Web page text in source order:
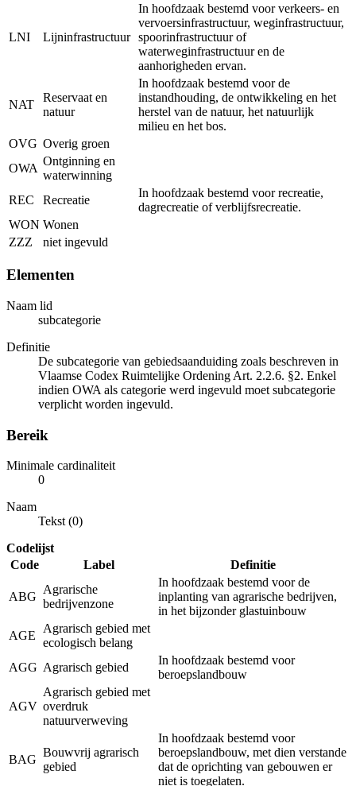
LNI Lijninfrastructuur
In hoofdzaak bestemd voor verkeers- en
vervoersinfrastructuur, weginfrastructuur,
spoorinfrastructuur of
waterweginfrastructuur en de
aanhorigheden ervan.
NAT
Reservaat en
natuur
In hoofdzaak bestemd voor de
instandhouding, de ontwikkeling en het
herstel van de natuur, het natuurlijk
milieu en het bos.
OVG Overig groen
OWA
Ontginning en
waterwinning
REC
Recreatie
In hoofdzaak bestemd voor recreatie,
dagrecreatie of verblijfsrecreatie.
WON Wonen
ZZZ
niet ingevuld
Elementen
Naam lid
subcategorie
Definitie
De subcategorie van gebiedsaanduiding zoals beschreven in
Vlaamse Codex Ruimtelijke Ordening Art. 2.2.6. §2. Enkel
indien OWA als categorie werd ingevuld moet subcategorie
verplicht worden ingevuld.
Bereik
Minimale cardinaliteit
0
Naam
Tekst (0)
Codelijst
Code
Label Definitie
ABG
Agrarische
bedrijvenzone
In hoofdzaak bestemd voor de
inplanting van agrarische bedrijven,
in het bijzonder glastuinbouw
AGE
Agrarisch gebied met
ecologisch belang
AGG Agrarisch gebied
In hoofdzaak bestemd voor
beroepslandbouw
AGV
Agrarisch gebied met
overdruk
natuurverweving
BAG
Bouwvrij agrarisch
gebied
In hoofdzaak bestemd voor
beroepslandbouw, met dien verstande
dat de oprichting van gebouwen er
niet is toegelaten.